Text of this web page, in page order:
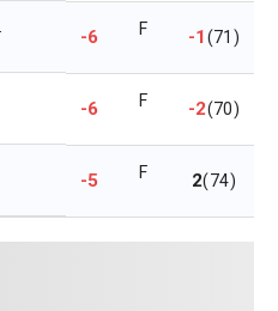
-6 F -1(71)
-6 F -2(70)
-5 F 2(74)